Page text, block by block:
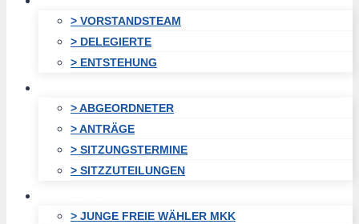
> VORSTANDSTEAM
> DELEGIERTE
> ENTSTEHUNG
> ABGEORDNETER
> ANTRÄGE
> SITZUNGSTERMINE
> SITZZUTEILUNGEN
> JUNGE FREIE WÄHLER MKK